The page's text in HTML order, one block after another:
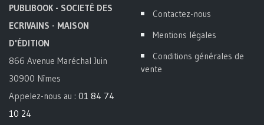
PUBLIBOOK - SOCIETÉ DES
ECRIVAINS - MAISON
D'ÉDITION
866 Avenue Maréchal Juin
30900 Nîmes
Appelez-nous au : 01 84 74
10 24
Contactez-nous
Mentions légales
Conditions générales de
vente